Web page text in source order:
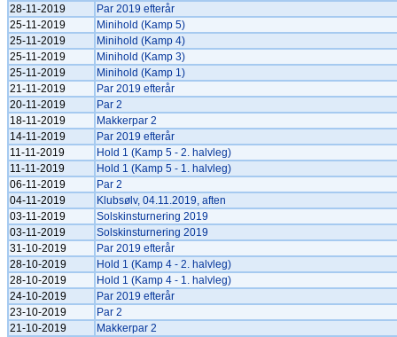
28-11-2019
Par 2019 efterår
25-11-2019
Minihold (Kamp 5)
25-11-2019
Minihold (Kamp 4)
25-11-2019
Minihold (Kamp 3)
25-11-2019
Minihold (Kamp 1)
21-11-2019
Par 2019 efterår
20-11-2019
Par 2
18-11-2019
Makkerpar 2
14-11-2019
Par 2019 efterår
11-11-2019
Hold 1 (Kamp 5 - 2. halvleg)
11-11-2019
Hold 1 (Kamp 5 - 1. halvleg)
06-11-2019
Par 2
04-11-2019
Klubsølv, 04.11.2019, aften
03-11-2019
Solskinsturnering 2019
03-11-2019
Solskinsturnering 2019
31-10-2019
Par 2019 efterår
28-10-2019
Hold 1 (Kamp 4 - 2. halvleg)
28-10-2019
Hold 1 (Kamp 4 - 1. halvleg)
24-10-2019
Par 2019 efterår
23-10-2019
Par 2
21-10-2019
Makkerpar 2